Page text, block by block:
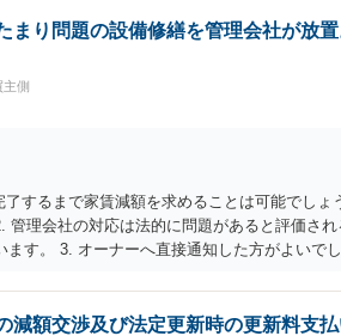
まり問題の設備修繕を管理会社が放
主側
するまで家賃減額を求めることは可能でしょ
管理会社の対応は法的に問題があると評価さ
す。 3. オーナーへ直接通知した方がよいで
ての記録です。
減額交渉及び法定更新時の更新料支